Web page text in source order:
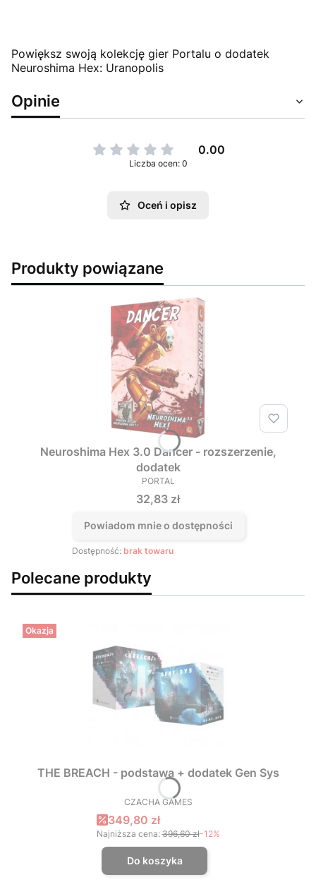
Powiększ swoją kolekcję gier Portalu o dodatek
Neuroshima Hex: Uranopolis
Opinie
0.00
Liczba ocen: 0
Oceń i opisz
Produkty powiązane
Neuroshima Hex 3.0 Dancer - rozszerzenie,
dodatek
PRODUCENT
PORTAL
Cena
32,83 zł
Powiadom mnie o dostępności
Dostępność: brak towaru
Polecane produkty
Okazja
THE BREACH - podstawa + dodatek Gen Sys
PRODUCENT
CZACHA GAMES
Cena promocyjna
349,80 zł
Najniższa cena: 396,60 zł-12%
Do koszyka